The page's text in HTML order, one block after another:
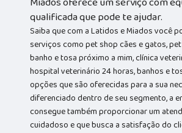
qualificada que pode te ajudar.
Saiba que com a Latidos e Miados você
serviços como pet shop cães e gatos,
banho e tosa próximo a mim, clínica
hospital veterinário 24 horas, banhos e
opções que são oferecidas para a sua
diferenciado dentro de seu segmento, a
consegue também proporcionar um
cuidadoso e que busca a satisfação do